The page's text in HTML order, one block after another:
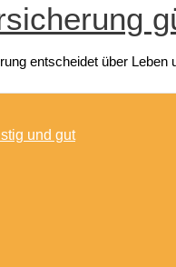
entscheidet über Leben
und gut